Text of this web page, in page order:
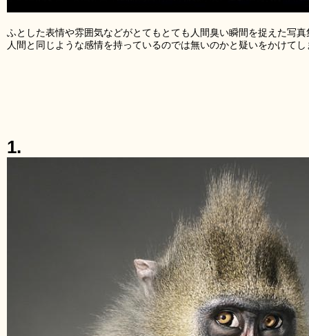
ふとした表情や雰囲気などがとてもとても人間臭い瞬間を捉えた写
人間と同じような感情を持っているのでは無いのかと疑いをかけて
1.